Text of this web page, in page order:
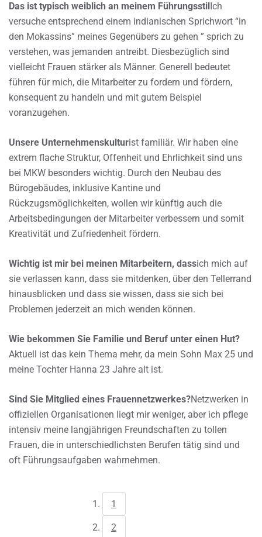
Das ist typisch weiblich an meinem FührungsstilIch
versuche entsprechend einem indianischen Sprichwort “in
den Mokassins” meines Gegenübers zu gehen ” sprich zu
verstehen, was jemanden antreibt. Diesbezüglich sind
vielleicht Frauen stärker als Männer. Generell bedeutet
führen für mich, die Mitarbeiter zu fordern und fördern,
konsequent zu handeln und mit gutem Beispiel
voranzugehen.
Unsere Unternehmenskulturist familiär. Wir haben eine
extrem flache Struktur, Offenheit und Ehrlichkeit sind uns
bei MKW besonders wichtig. Durch den Neubau des
Bürogebäudes, inklusive Kantine und
Rückzugsmöglichkeiten, wollen wir künftig auch die
Arbeitsbedingungen der Mitarbeiter verbessern und somit
Kreativität und Zufriedenheit fördern.
Wichtig ist mir bei meinen Mitarbeitern, dassich mich auf
sie verlassen kann, dass sie mitdenken, über den Tellerrand
hinausblicken und dass sie wissen, dass sie sich bei
Problemen jederzeit an mich wenden können.
Wie bekommen Sie Familie und Beruf unter einen Hut?
Aktuell ist das kein Thema mehr, da mein Sohn Max 25 und
meine Tochter Hanna 23 Jahre alt ist.
Sind Sie Mitglied eines Frauennetzwerkes?Netzwerken in
offiziellen Organisationen liegt mir weniger, aber ich pflege
intensiv meine langjährigen Freundschaften zu tollen
Frauen, die in unterschiedlichsten Berufen tätig sind und
oft Führungsaufgaben wahrnehmen.
1
2